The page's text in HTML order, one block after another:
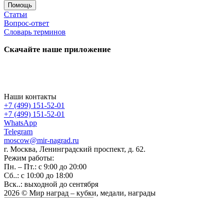
Помощь
Статьи
Вопрос-ответ
Словарь терминов
Скачайте наше приложение
Наши контакты
+7 (499) 151-52-01
+7 (499) 151-52-01
WhatsApp
Telegram
moscow@mir-nagrad.ru
г. Москва, Ленинградский проспект, д. 62.
Режим работы:
Пн. – Пт.: с 9:00 до 20:00
Сб..: с 10:00 до 18:00
Вск..: выходной до сентября
2026 © Мир наград – кубки, медали, награды